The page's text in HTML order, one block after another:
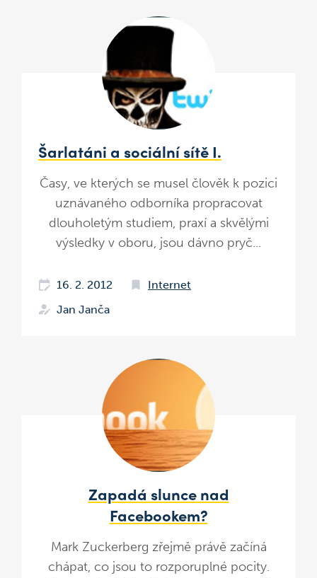
Šarlatáni a sociální sítě I.
Časy, ve kterých se musel člověk k pozici
uznávaného odborníka propracovat
dlouholetým studiem, praxí a skvělými
výsledky v oboru, jsou dávno pryč...
16. 2. 2012
Internet
Jan Janča
Zapadá slunce nad
Facebookem?
Mark Zuckerberg zřejmě právě začíná
chápat, co jsou to rozporuplné pocity.